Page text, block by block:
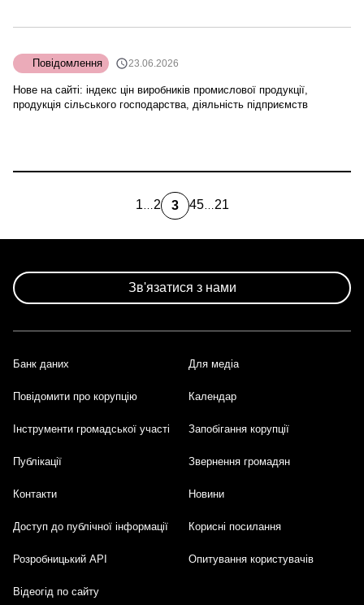
Повідомлення 23.06.2026
Нове на сайті: індекс цін виробників промислової продукції,
продукція сільського господарства, діяльність підприємств
first
1…Page
2
Поточна
3 Page
4Page
5…Остання
21
сторінки
Зв'язатися з нами
Footer
Банк даних Для медіа
Повідомити про корупцію Календар
Інструменти громадської участі Запобігання корупції
Публікації Звернення громадян
Контакти Новини
Доступ до публічної інформації Корисні посилання
Розробницький API Опитування користувачів
Відеогід по сайту